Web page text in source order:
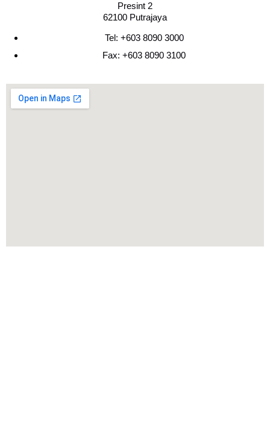
Presint 2
62100 Putrajaya
Tel: +603 8090 3000
Fax: +603 8090 3100